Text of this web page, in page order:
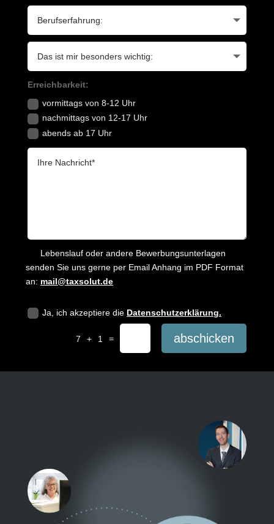
Erreichbarkeit:
vormittags von 8-12 Uhr
nachmittags von 12-17 Uhr
abends ab 17 Uhr
Lebenslauf oder andere Bewerbungsunterlagen
senden Sie uns gerne per Email Anhang im PDF Format
an: mail@taxsolut.de
Ja, ich akzeptiere die Datenschutzerklärung.
7 + 1 = abschicken